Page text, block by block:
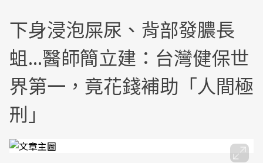
下身浸泡屎尿、背部發膿長
蛆...醫師簡立建：台灣健保世
界第一，竟花錢補助「人間極
刑」